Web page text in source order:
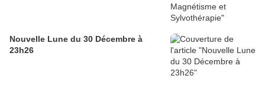
Nouvelle Lune du 30 Décembre à
23h26